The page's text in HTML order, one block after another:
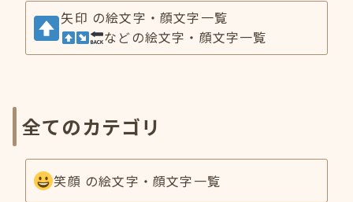
矢印 の絵文字・顔文字一覧
などの絵文字・顔文字一覧
全てのカテゴリ
笑顔 の絵文字・顔文字一覧